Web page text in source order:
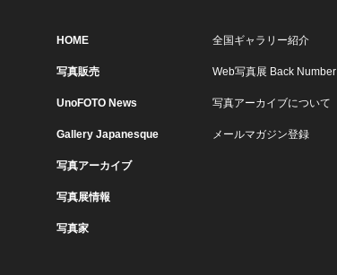
HOME
写真販売
UnoFOTO News
Gallery Japanesque
写真アーカイブ
写真展情報
写真家
全国ギャラリー紹介
Web写真展 Back Number
写真アーカイブについて
メールマガジン登録